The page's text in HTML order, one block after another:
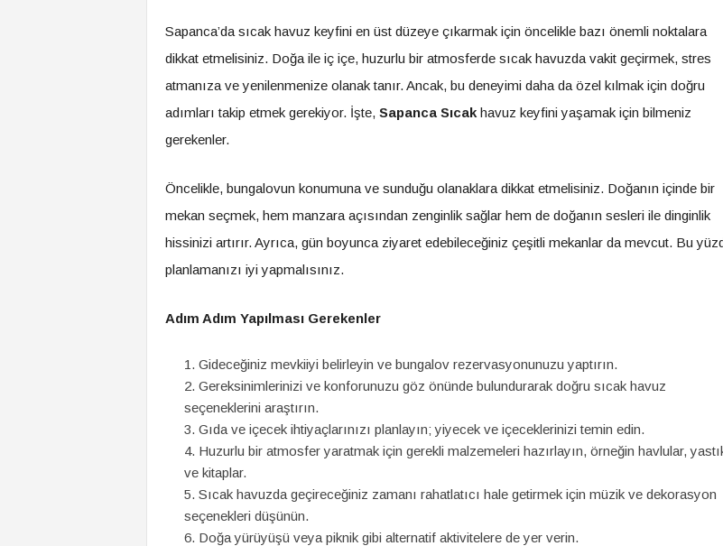
Sapanca’da sıcak havuz keyfini en üst düzeye çıkarmak için öncelikle bazı önemli noktalara
dikkat etmelisiniz. Doğa ile iç içe, huzurlu bir atmosferde sıcak havuzda vakit geçirmek, stres
atmanıza ve yenilenmenize olanak tanır. Ancak, bu deneyimi daha da özel kılmak için doğru
adımları takip etmek gerekiyor. İşte, Sapanca Sıcakhavuz keyfini yaşamak için bilmeniz
gerekenler.
Öncelikle, bungalovun konumuna ve sunduğu olanaklara dikkat etmelisiniz. Doğanın içinde bir
mekan seçmek, hem manzara açısından zenginlik sağlar hem de doğanın sesleri ile dinginlik
hissinizi artırır. Ayrıca, gün boyunca ziyaret edebileceğiniz çeşitli mekanlar da mevcut. Bu
planlamanızı iyi yapmalısınız.
Adım Adım Yapılması Gerekenler
Gideceğiniz mevkiiyi belirleyin ve bungalov rezervasyonunuzu yaptırın.
Gereksinimlerinizi ve konforunuzu göz önünde bulundurarak doğru sıcak havuz
seçeneklerini araştırın.
Gıda ve içecek ihtiyaçlarınızı planlayın; yiyecek ve içeceklerinizi temin edin.
Huzurlu bir atmosfer yaratmak için gerekli malzemeleri hazırlayın, örneğin havlular,
ve kitaplar.
Sıcak havuzda geçireceğiniz zamanı rahatlatıcı hale getirmek için müzik ve dekorasyon
seçenekleri düşünün.
Doğa yürüyüşü veya piknik gibi alternatif aktivitelere de yer verin.